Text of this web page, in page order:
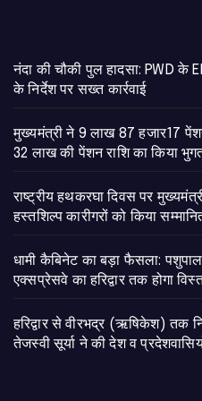
नंदा की चौकी पुल हादसा: PWD के
के निर्देश पर सख्त कार्रवाई
मुख्यमंत्री ने 9 लाख 87 हजार17
32 लाख की पेंशन राशि का किया
राष्ट्रीय हथकरघा दिवस पर
हस्तशिल्प कारीगरों को किया
​धामी कैबिनेट का बड़ा फैसला:
एक्सप्रेसवे का हरिद्वार तक होगा
​हरिद्वार से वीरभद्र (ऋषिकेश) तक
तेजस्वी सूर्या ने की देश व